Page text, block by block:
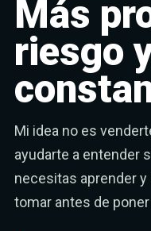
Más
riesgo
Mi idea no es
ayudarte a entender
necesitas aprender
tomar antes de